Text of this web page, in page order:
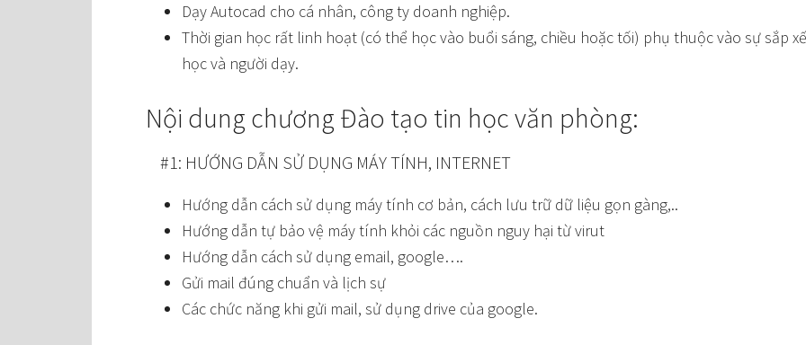
Dạy Autocad cho cá nhân, công ty doanh nghiệp.
Thời gian học rất linh hoạt (có thể học vào buổi sáng, chiều hoặc tối) phụ thuộc vào sự sắp
học và người dạy.
Nội dung chương Đào tạo tin học văn phòng:
#1: HƯỚNG DẪN SỬ DỤNG MÁY TÍNH, INTERNET
Hướng dẫn cách sử dụng máy tính cơ bản, cách lưu trữ dữ liệu gọn gàng,..
Hướng dẫn tự bảo vệ máy tính khỏi các nguồn nguy hại từ virut
Hướng dẫn cách sử dụng email, google….
Gửi mail đúng chuẩn và lịch sự
Các chức năng khi gửi mail, sử dụng drive của google.